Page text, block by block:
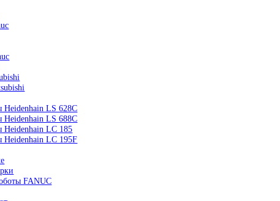
меня
© corp-line
952-55-66